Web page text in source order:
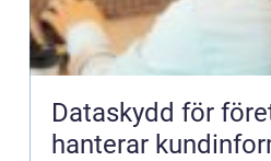
Dataskydd för
hanterar